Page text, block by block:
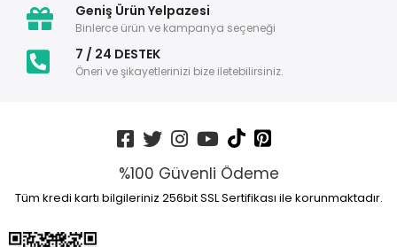
Geniş Ürün Yelpazesi
Binlerce ürün ve kampanya seçeneği
7 / 24 DESTEK
Öneri ve şikayetlerinizi bize iletebilirsiniz.
%100 Güvenli Ödeme
Tüm kredi kartı bilgileriniz 256bit SSL Sertifikası ile korunmaktadır.